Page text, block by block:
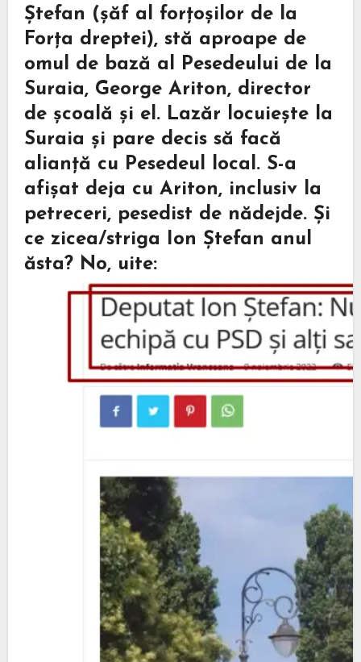
Ștefan (șăf al forțoșilor de la
Forța dreptei), stă aproape de
omul de bază al Pesedeului de la
Suraia, George Ariton, director
de școală și el. Lazăr locuiește la
Suraia și pare decis să facă
alianță cu Pesedeul local. S-a
afișat deja cu Ariton, inclusiv la
petreceri, pesedist de nădejde. Și
ce zicea/striga Ion Ștefan anul
ăsta? No, uite: